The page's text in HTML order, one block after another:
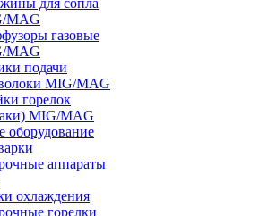
для сопла
MAG
газовые
MAG
подачи
MIG/MAG
горелок
MIG/MAG
оборудование
аппараты
охлаждения
горелки